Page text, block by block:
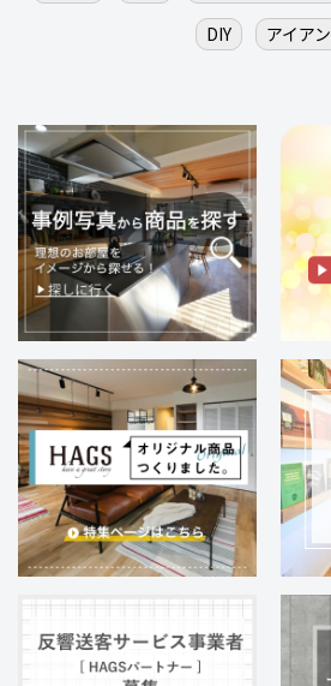
DIY
アイアン